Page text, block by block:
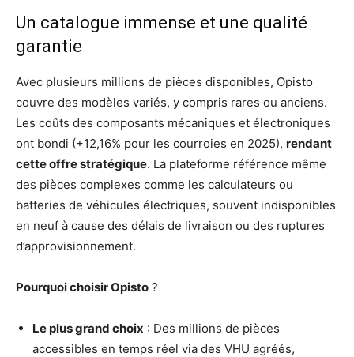
Un catalogue immense et une qualité
garantie
Avec plusieurs millions de pièces disponibles, Opisto
couvre des modèles variés, y compris rares ou anciens.
Les coûts des composants mécaniques et électroniques
ont bondi (+12,16% pour les courroies en 2025), rendant
cette offre stratégique. La plateforme référence même
des pièces complexes comme les calculateurs ou
batteries de véhicules électriques, souvent indisponibles
en neuf à cause des délais de livraison ou des ruptures
d’approvisionnement.
Pourquoi choisir Opisto ?
Le plus grand choix : Des millions de pièces
accessibles en temps réel via des VHU agréés,